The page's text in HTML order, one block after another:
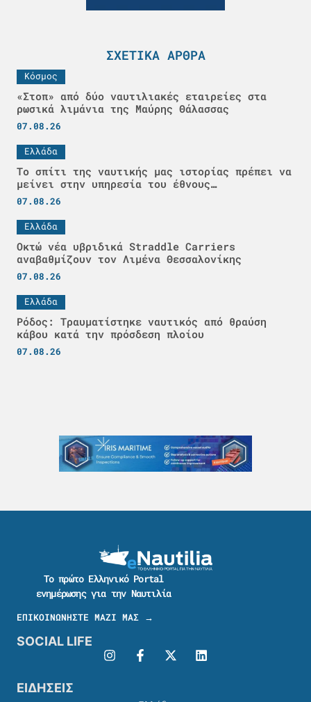
ΣΧΕΤΙΚΆ ΆΡΘΡΑ
Κόσμος
«Στοπ» από δύο ναυτιλιακές εταιρείες στα
ρωσικά λιμάνια της Μαύρης Θάλασσας
07.08.26
Ελλάδα
Το σπίτι της ναυτικής μας ιστορίας πρέπει να
μείνει στην υπηρεσία του έθνους…
07.08.26
Ελλάδα
Οκτώ νέα υβριδικά Straddle Carriers
αναβαθμίζουν τον Λιμένα Θεσσαλονίκης
07.08.26
Ελλάδα
Ρόδος: Τραυματίστηκε ναυτικός από θραύση
κάβου κατά την πρόσδεση πλοίου
07.08.26
Το πρώτο Ελληνικό Portal
ενημέρωσης για την Ναυτιλία
ΕΠΙΚΟΙΝΩΝΗΣΤΕ ΜΑΖΙ ΜΑΣ →
SOCIAL LIFE
ΕΙΔΗΣΕΙΣ